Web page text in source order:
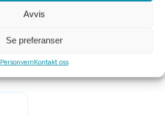
Avvis
Se preferanser
PersonvernKontakt oss